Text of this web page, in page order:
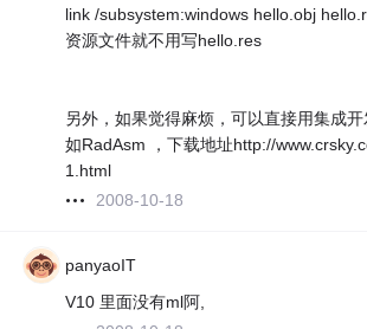
link /subsystem:windows hello.obj
资源文件就不用写hello.res
另外，如果觉得麻烦，可以直接用集成开
如RadAsm ，下载地址http://
1.html
2008-10-18
panyaoIT
V10 里面没有ml阿,